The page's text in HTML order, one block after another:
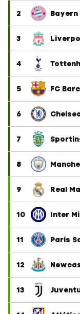
2 Bayern
3
4
5 FC
6
7
8
9 Real
10 Inter
11 Paris
12
13